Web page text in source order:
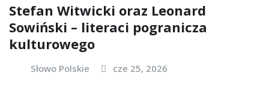
Stefan Witwicki oraz Leonard
Sowiński – literaci pogranicza
kulturowego
Słowo Polskie cze 25, 2026